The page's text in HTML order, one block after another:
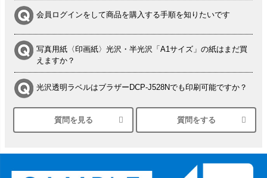
会員ログインをして商品を購入する手順を知りたいです
写真用紙〈印画紙〉光沢・半光沢「A1サイズ」の紙はまだ買
えますか？
光沢透明ラベルはブラザーDCP-J528Nでも印刷可能ですか？
シルバーペーパーにEPSON EP-30VAで印刷するときの設定
は？
ーSC-P8050に対応してますか
質問を見る 質問をする